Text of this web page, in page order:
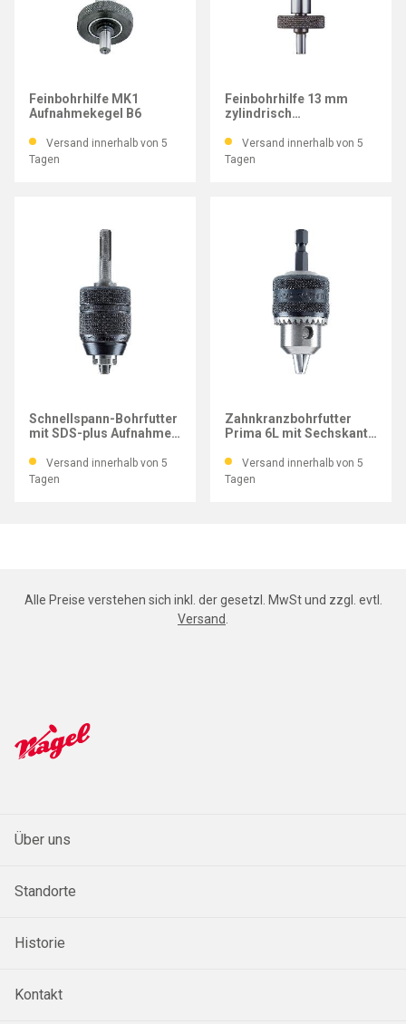
Feinbohrhilfe MK1
Aufnahmekegel B6
Versand innerhalb von 5
Tagen
Feinbohrhilfe 13 mm
zylindrisch
Versand innerhalb von 5
Tagen
Schnellspann-Bohrfutter
mit SDS-plus Aufnahme
Versand innerhalb von 5
Tagen
Zahnkranzbohrfutter
Prima 6L mit Sechskant-
Versand innerhalb von 5
Tagen
Alle Preise verstehen sich inkl. der gesetzl. MwSt und zzgl. evtl.
Versand
Über uns
Standorte
Historie
Kontakt